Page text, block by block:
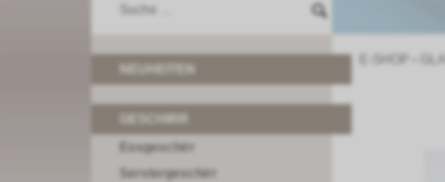
Essgeschirr
Serviergeschirr